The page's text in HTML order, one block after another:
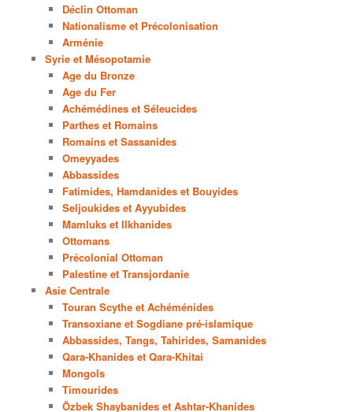
Déclin Ottoman
Nationalisme et Précolonisation
Arménie
Syrie et Mésopotamie
Age du Bronze
Age du Fer
Achémédines et Séleucides
Parthes et Romains
Romains et Sassanides
Omeyyades
Abbassides
Fatimides, Hamdanides et Bouyides
Seljoukides et Ayyubides
Mamluks et Ilkhanides
Ottomans
Précolonial Ottoman
Palestine et Transjordanie
Asie Centrale
Touran Scythe et Achéménides
Transoxiane et Sogdiane pré-islamique
Abbassides, Tangs, Tahirides, Samanides
Qara-Khanides et Qara-Khitai
Mongols
Timourides
Özbek Shaybanides et Ashtar-Khanides